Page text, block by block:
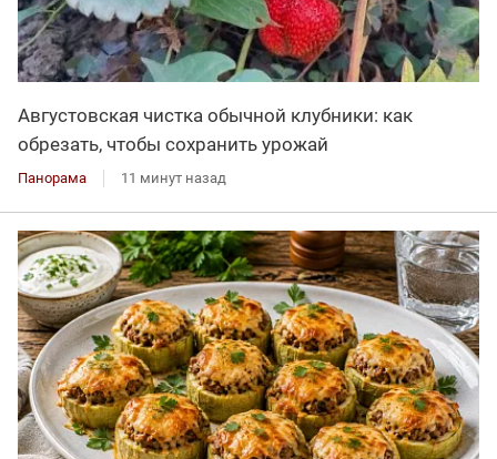
Августовская чистка обычной клубники: как
обрезать, чтобы сохранить урожай
Панорама 11 минут назад